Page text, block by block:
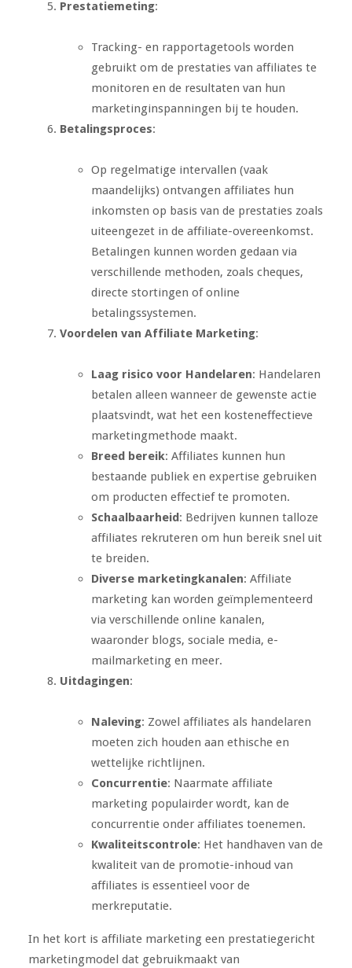
Prestatiemeting:
Tracking- en rapportagetools worden
gebruikt om de prestaties van affiliates te
monitoren en de resultaten van hun
marketinginspanningen bij te houden.
Betalingsproces:
Op regelmatige intervallen (vaak
maandelijks) ontvangen affiliates hun
inkomsten op basis van de prestaties zoals
uiteengezet in de affiliate-overeenkomst.
Betalingen kunnen worden gedaan via
verschillende methoden, zoals cheques,
directe stortingen of online
betalingssystemen.
Voordelen van Affiliate Marketing:
Laag risico voor Handelaren: Handelaren
betalen alleen wanneer de gewenste actie
plaatsvindt, wat het een kosteneffectieve
marketingmethode maakt.
Breed bereik: Affiliates kunnen hun
bestaande publiek en expertise gebruiken
om producten effectief te promoten.
Schaalbaarheid: Bedrijven kunnen talloze
affiliates rekruteren om hun bereik snel uit
te breiden.
Diverse marketingkanalen: Affiliate
marketing kan worden geïmplementeerd
via verschillende online kanalen,
waaronder blogs, sociale media, e-
mailmarketing en meer.
Uitdagingen:
Naleving: Zowel affiliates als handelaren
moeten zich houden aan ethische en
wettelijke richtlijnen.
Concurrentie: Naarmate affiliate
marketing populairder wordt, kan de
concurrentie onder affiliates toenemen.
Kwaliteitscontrole: Het handhaven van de
kwaliteit van de promotie-inhoud van
affiliates is essentieel voor de
merkreputatie.
In het kort is affiliate marketing een prestatiegericht
marketingmodel dat gebruikmaakt van